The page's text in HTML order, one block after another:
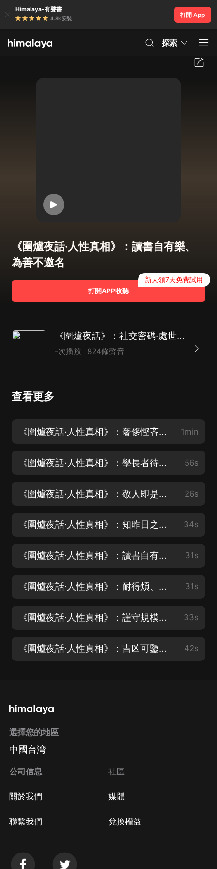
Himalaya-有聲書
4.8k 安裝
打開 App
探索
《圍爐夜話·人性真相》：讀書自有樂、
為善不邀名
打開APP收聽
新人領7天免費試用
《圍爐夜話》：社交密碼·處世天機｜曾仕強推薦
-次播放 824條聲音
查看更多
《圍爐夜話·人性真相》：奢侈慳吝俱敗家、庸愚精明皆覆事 1min
《圍爐夜話·人性真相》：學長者待人之道、識君子修己之功 56s
《圍爐夜話·人性真相》：敬人即是敬己、靠己勝於靠人 26s
《圍爐夜話·人性真相》：知昨日之非、取世人之長 34s
《圍爐夜話·人性真相》：讀書自有樂、為善不邀名 31s
《圍爐夜話·人性真相》：耐得煩、吃得虧 31s
《圍爐夜話·人性真相》：謹守規模、但足衣食 33s
《圍爐夜話·人性真相》：吉凶可鑒、細微宜防 42s
選擇您的地區
中國台湾
公司信息
關於我們
聯繫我們
社區
媒體
兌換權益